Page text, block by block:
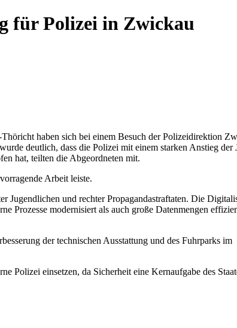
für Polizei in Zwickau
haben sich bei einem Besuch der Polizeidirektion
deutlich, dass die Polizei mit einem starken Anstieg der
hat, teilten die Abgeordneten mit.
Arbeit leiste.
Jugendlichen und rechter Propagandastraftaten. Die
Prozesse modernisiert als auch große Datenmengen
der technischen Ausstattung und des Fuhrparks im
Polizei einsetzen, da Sicherheit eine Kernaufgabe des